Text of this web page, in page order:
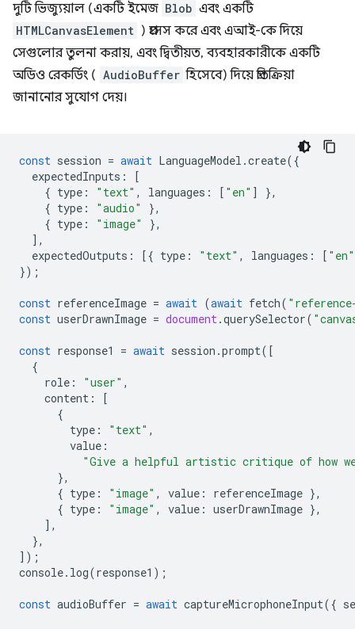
দুটি ভিজ্যুয়াল (একটি ইমেজ Blob এবং একটি
HTMLCanvasElement ) প্রসেস করে এবং এআই-কে দিয়ে
সেগুলোর তুলনা করায়, এবং দ্বিতীয়ত, ব্যবহারকারীকে একটি
অডিও রেকর্ডিং ( AudioBuffer হিসেবে) দিয়ে প্রতিক্রিয়া
জানানোর সুযোগ দেয়।
const session = await LanguageModel .create({
expectedInputs :
[
{ type : "text" , languages : [ "en" ]
},
{ type : "audio"
},
{ type : "image"
},
],
expectedOutputs : [{ type : "text" , languages : [ "en"
});
const referenceImage = await (await fetch(
const userDrawnImage = document.querySelector(
const response1 = await session .prompt([
{
role : "user" ,
content :
[
{
type : "text" ,
value :
"Give a helpful artistic critique of how
},
{ type : "image" , value : referenceImage },
{ type : "image" , value : userDrawnImage },
],
},
]);
console. log(response1 );
const audioBuffer = await captureMicrophoneInput({